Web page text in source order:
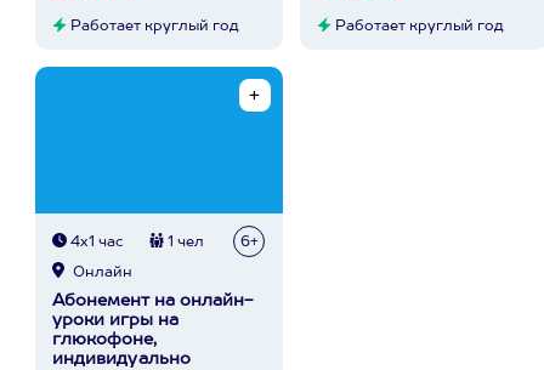
Работает круглый год Работает круглый год
4х1 час 1 чел 6+
Онлайн
Абонемент на онлайн-
уроки игры на
глюкофоне,
индивидуально